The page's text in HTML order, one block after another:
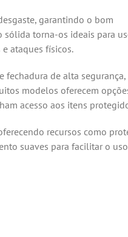
garantindo o bom
torna-os ideais para
ataques físicos.
fechadura de alta segurança,
modelos oferecem
acesso aos itens
recursos como
suaves para facilitar o